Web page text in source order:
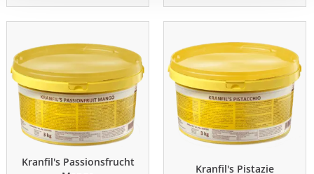
Kranfil's Passionsfrucht
Kranfil's Pistazie